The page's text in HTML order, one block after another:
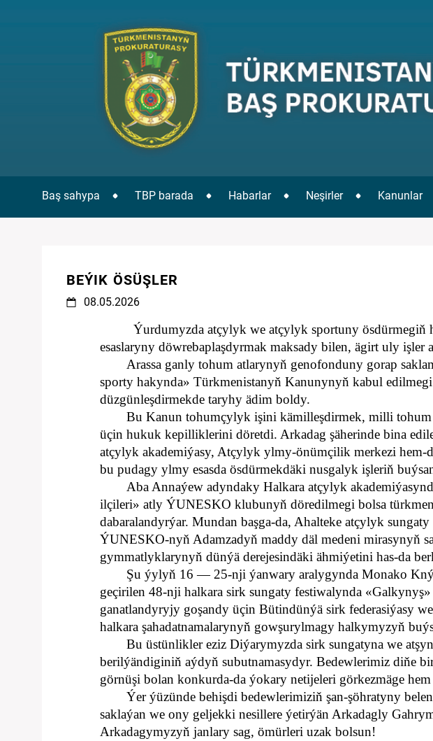
Baş sahypa TBP barada Habarlar Neşirler Kanunlar
BEÝIK ÖSÜŞLER
08.05.2026
Ýurdumyzda atçylyk we atçylyk sportuny
esaslaryny döwrebaplaşdyrmak maksady bilen, ägirt uly işler
Arassa ganly tohum atlarynyň genofonduny gorap
sporty hakynda» Türkmenistanyň Kanunynyň kabul
düzgünleşdirmekde taryhy ädim boldy.
Bu Kanun tohumçylyk işini kämilleşdirmek, milli tohum
üçin hukuk kepilliklerini döretdi. Arkadag şäherinde bina
atçylyk akademiýasy, Atçylyk ylmy-önümçilik merkezi
bu pudagy ylmy esasda ösdürmekdäki nusgalyk işleriň
Aba Annaýew adyndaky Halkara atçylyk
ilçileri» atly ÝUNESKO klubunyň döredilmegi bolsa
dabaralandyrýar. Mundan başga-da, Ahalteke atçylyk
ÝUNESKO-nyň Adamzadyň maddy däl medeni mirasynyň
gymmatlyklarynyň dünýä derejesindäki ähmiýetini has-da
Şu ýylyň 16 — 25-nji ýanwary aralygynda Monako
geçirilen 48-nji halkara sirk sungaty festiwalynda
ganatlandyryjy goşandy üçin Bütindünýä sirk federasiýasy
halkara şahadatnamalarynyň gowşurylmagy halkymyzyň
Bu üstünlikler eziz Diýarymyzda sirk sungatyna we
berilýändiginiň aýdyň subutnamasydyr. Bedewlerimiz diňe
görnüşi bolan konkurda-da ýokary netijeleri görkezmäge
Ýer ýüzünde behişdi bedewlerimiziň şan-şöhratyny
saklaýan we ony geljekki nesillere ýetirýän Arkadagly
Arkadagymyzyň janlary sag, ömürleri uzak bolsun!